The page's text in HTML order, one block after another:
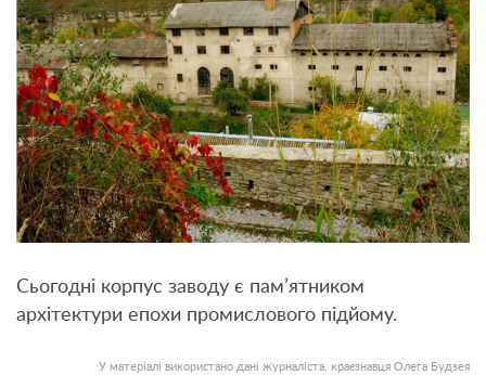
Сьогодні корпус заводу є пам’ятником
архітектури епохи промислового підйому.
У матеріалі використано дані журналіста, краєзнавця Олега Будзея